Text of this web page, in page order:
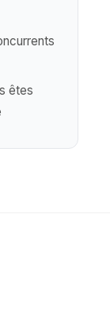
êtes